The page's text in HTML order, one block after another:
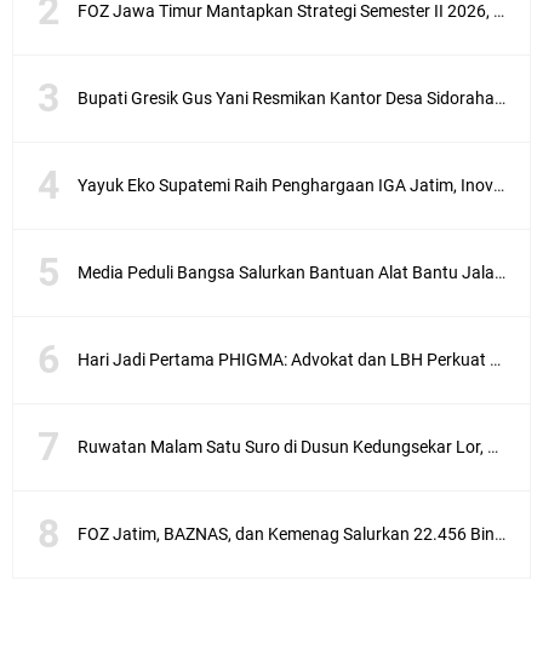
FOZ Jawa Timur Mantapkan Strategi Semester II 2026, Fokus pada Penguatan SDM Amil dan Kolaborasi BerdampakNarasi
Bupati Gresik Gus Yani Resmikan Kantor Desa Sidoraharjo: Simbol Komitmen Pelayanan Publik dan Kepedulian Sosial
Yayuk Eko Supatemi Raih Penghargaan IGA Jatim, Inovasi Wayang Kulit untuk Anak Berkebutuhan Khusus
Media Peduli Bangsa Salurkan Bantuan Alat Bantu Jalan untuk Lansia
Hari Jadi Pertama PHIGMA: Advokat dan LBH Perkuat Soliditas di Jakarta
Ruwatan Malam Satu Suro di Dusun Kedungsekar Lor, Tradisi Luhur yang Terus Istiqomah
FOZ Jatim, BAZNAS, dan Kemenag Salurkan 22.456 Bingkisan Lebaran Yatim Serentak di Berbagai Daerah di Jawa Timur